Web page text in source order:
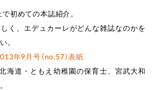
初めての本誌紹介。
く、エデュカーレがどんな雑誌なのかを
。
海道・ともえ幼稚園の保育士、宮武大和